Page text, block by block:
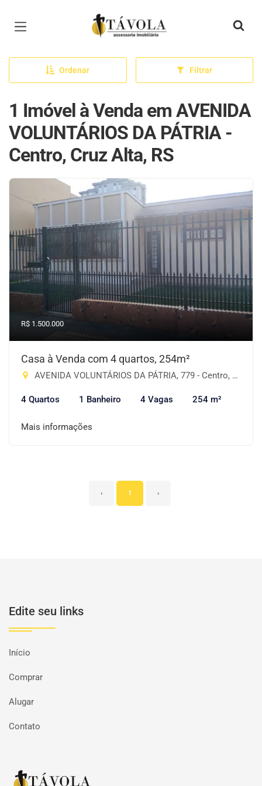
Página inicial
Ordenar Filtrar
1 Imóvel à Venda em AVENIDA
VOLUNTÁRIOS DA PÁTRIA -
Centro, Cruz Alta, RS
R$ 1.500.000
Casa à Venda com 4 quartos, 254m²
AVENIDA VOLUNTÁRIOS DA PÁTRIA, 779 - Centro, Cruz Alta-RS
4 Quartos 1 Banheiro 4 Vagas 254 m²
Mais informações
‹ 1 ›
Edite seu links
Início
Comprar
Alugar
Contato
Página inicial